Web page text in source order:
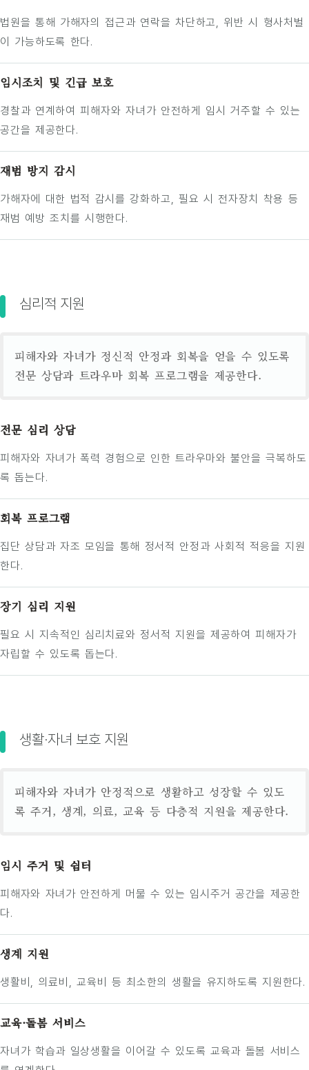
법원을 통해 가해자의 접근과 연락을 차단하고, 위반 시 형사처벌
이 가능하도록 한다.
임시조치 및 긴급 보호
경찰과 연계하여 피해자와 자녀가 안전하게 임시 거주할 수 있는
공간을 제공한다.
재범 방지 감시
가해자에 대한 법적 감시를 강화하고, 필요 시 전자장치 착용 등
재범 예방 조치를 시행한다.
심리적 지원
피해자와 자녀가 정신적 안정과 회복을 얻을 수 있도록
전문 상담과 트라우마 회복 프로그램을 제공한다.
전문 심리 상담
피해자와 자녀가 폭력 경험으로 인한 트라우마와 불안을 극복하도
록 돕는다.
회복 프로그램
집단 상담과 자조 모임을 통해 정서적 안정과 사회적 적응을 지원
한다.
장기 심리 지원
필요 시 지속적인 심리치료와 정서적 지원을 제공하여 피해자가
자립할 수 있도록 돕는다.
생활·자녀 보호 지원
피해자와 자녀가 안정적으로 생활하고 성장할 수 있도
록 주거, 생계, 의료, 교육 등 다층적 지원을 제공한다.
임시 주거 및 쉼터
피해자와 자녀가 안전하게 머물 수 있는 임시주거 공간을 제공한
다.
생계 지원
생활비, 의료비, 교육비 등 최소한의 생활을 유지하도록 지원한다.
교육·돌봄 서비스
자녀가 학습과 일상생활을 이어갈 수 있도록 교육과 돌봄 서비스